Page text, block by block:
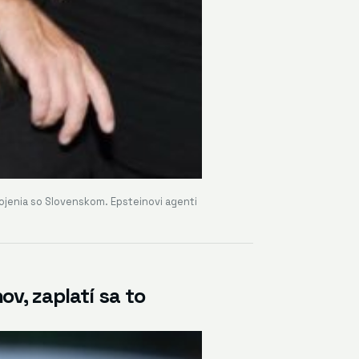
so Slovenskom. Epsteinovi agenti
zaplatí sa to